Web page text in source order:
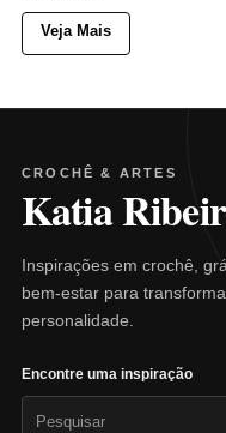
Veja Mais
CROCHÊ & ARTES
Katia
Inspirações em crochê,
bem-estar para
personalidade.
Encontre uma inspiração